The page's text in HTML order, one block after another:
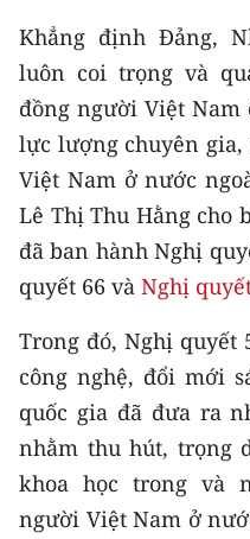
Bắc Trung Bộ
Duyên hải Nam Trung
Nguyên
Đông Nam Bộ
Đồng bằng sông Cửu
Chuyên trang Hà Nội
Chuyên trang TP. Hồ
CHUYÊN ĐỀ
CÁC CHUYÊN TRANG
VỀ BÁO NHÂN DÂN
Khẳng định Đảng,
luôn coi trọng và
đồng người Việt Nam
lực lượng chuyên
Việt Nam ở nước
Lê Thị Thu Hằng cho
đã ban hành Nghị
quyết 66 và Nghị
Trong đó, Nghị quyết
công nghệ, đổi mới
quốc gia đã đưa ra
nhằm thu hút, trọng
khoa học trong và
người Việt Nam ở